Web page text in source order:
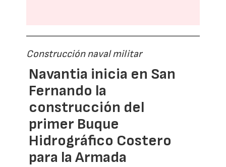
Construcción naval militar
Navantia inicia en San
Fernando la
construcción del
primer Buque
Hidrográfico Costero
para la Armada